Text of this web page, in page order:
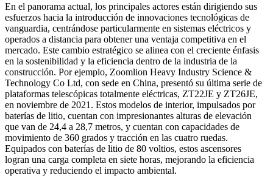
En el panorama actual, los principales actores están dirigiendo sus
esfuerzos hacia la introducción de innovaciones tecnológicas de
vanguardia, centrándose particularmente en sistemas eléctricos y
operados a distancia para obtener una ventaja competitiva en el
mercado. Este cambio estratégico se alinea con el creciente énfasis
en la sostenibilidad y la eficiencia dentro de la industria de la
construcción. Por ejemplo, Zoomlion Heavy Industry Science &
Technology Co Ltd, con sede en China, presentó su última serie de
plataformas telescópicas totalmente eléctricas, ZT22JE y ZT26JE,
en noviembre de 2021. Estos modelos de interior, impulsados ​​por
baterías de litio, cuentan con impresionantes alturas de elevación
que van de 24,4 a 28,7 metros, y cuentan con capacidades de
movimiento de 360 ​​grados y tracción en las cuatro ruedas.
Equipados con baterías de litio de 80 voltios, estos ascensores
logran una carga completa en siete horas, mejorando la eficiencia
operativa y reduciendo el impacto ambiental.